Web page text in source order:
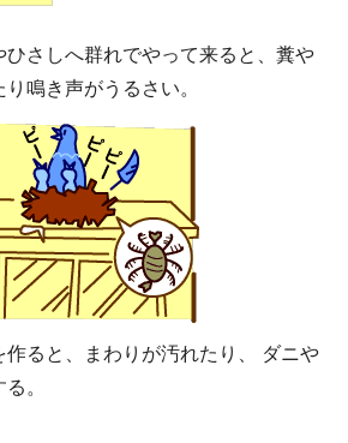
ひさしへ群れでやって来ると、糞や
鳴き声がうるさい。
ると、まわりが汚れたり、 ダニや
。